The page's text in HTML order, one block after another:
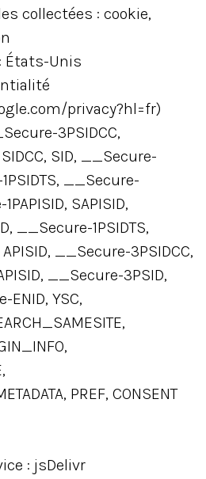
collectées : cookie,
États-Unis
privacy?hl=fr)
3PSIDCC,
SID, __Secure-
__Secure-
SAPISID,
__Secure-1PSIDTS,
__Secure-3PSIDCC,
__Secure-3PSID,
ENID, YSC,
PREF, CONSENT
: jsDelivr